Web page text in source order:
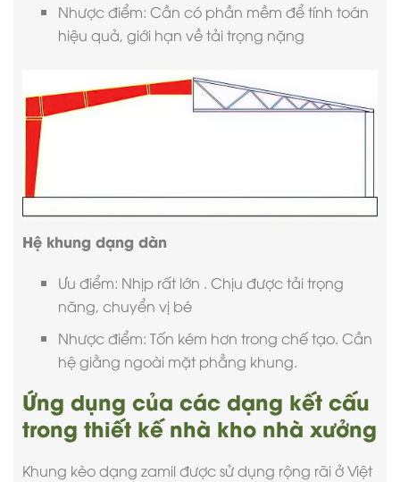
Nhược điểm: Cần có phần mềm để tính toán
hiệu quả, giới hạn về tải trọng nặng
Hệ khung dạng dàn
Ưu điểm: Nhịp rất lớn . Chịu được tải trọng
năng, chuyển vị bé
Nhược điểm: Tốn kém hơn trong chế tạo. Cần
hệ giằng ngoài mặt phẳng khung.
Ứng dụng của các dạng kết cấu
trong thiết kế nhà kho nhà xưởng
Khung kèo dạng zamil được sử dụng rộng rãi ở Việt